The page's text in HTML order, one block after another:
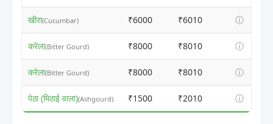
खीरा(Cucumbar) ₹6000 ₹6010 ⓘ
करेला(Bitter Gourd) ₹8000 ₹8010 ⓘ
करेला(Bitter Gourd) ₹8000 ₹8010 ⓘ
पेठा (मिठाई वाला)(Ashgourd) ₹1500 ₹2010 ⓘ